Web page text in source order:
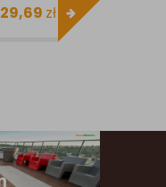
DESKA
KOMPOZYTOWA
zł